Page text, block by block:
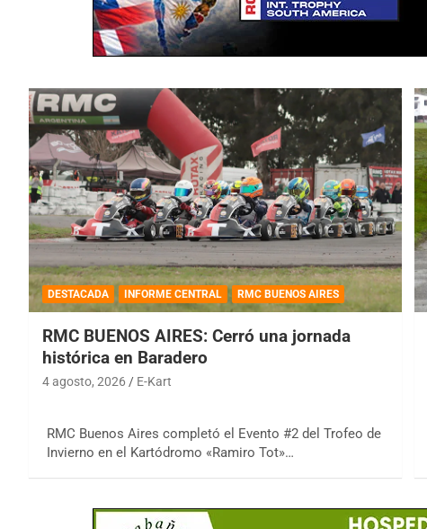
DESTACADA INFORME CENTRAL RMC BUENOS AIRES
RMC BUENOS AIRES: Cerró una jornada
histórica en Baradero
4 agosto, 2026 E-Kart
RMC Buenos Aires completó el Evento #2 del Trofeo de
Invierno en el Kartódromo «Ramiro Tot»…